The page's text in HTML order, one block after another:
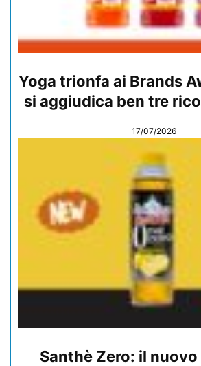
Yoga trionfa ai Brands
si aggiudica ben tre
17/07/2026
Santhè Zero: il